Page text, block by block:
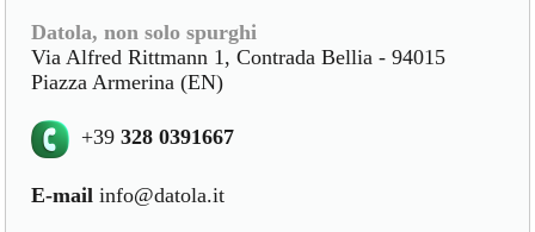
Datola, non solo spurghi
Via Alfred Rittmann 1, Contrada Bellia - 94015
Piazza Armerina (EN)
+39328 0391667
E-mail info@datola.it